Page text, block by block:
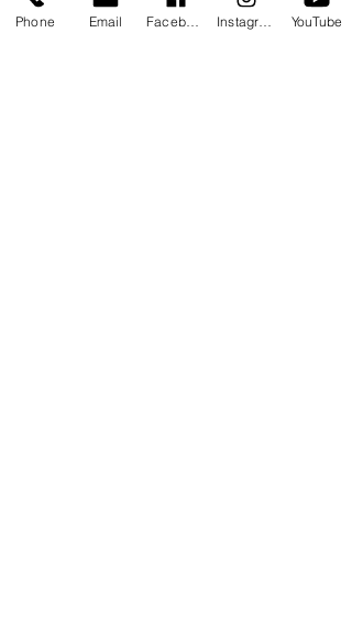
en weer moet gaan rennen. Maar dat je
Phone Email YouTube